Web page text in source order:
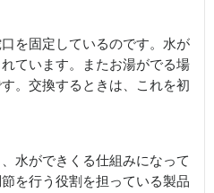
を固定しているのです。水が
ています。またお湯がでる場
。交換するときは、これを初
水ができくる仕組みになって
を行う役割を担っている製品